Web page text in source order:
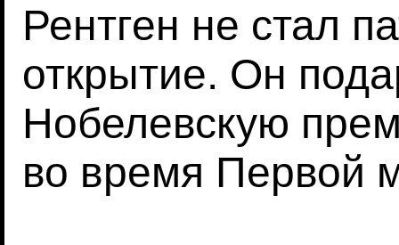
Рентген не стал
открытие. Он
Нобелевскую
во время Первой